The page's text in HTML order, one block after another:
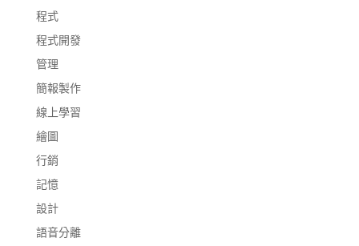
程式
程式開發
管理
簡報製作
線上學習
繪圖
行銷
記憶
設計
語音分離